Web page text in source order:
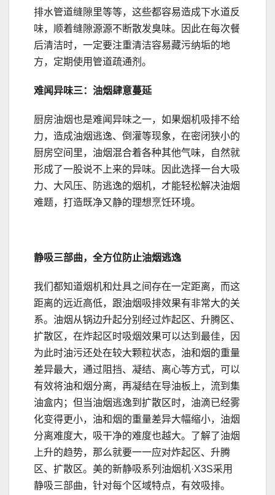
排水管道缝隙里等等，这些都容易造成下水道反
味，顺着缝隙源源不断散发臭味。因此在每次餐
后清洁时，一定要注重清洁容易藏污纳垢的地
方，定期使用管道疏通剂。
难闻异味三： 油烟肆意蔓延
厨房油烟也是难闻异味之一，如果烟机吸排不给
力，造成油烟逃逸、倒灌等现象，在密闭狭小的
厨房空间里，油烟混合着各种其他气味，自然就
形成了一股说不上来的异味。因此选择一台大吸
力、大风压、防逃逸的烟机，才能轻松解决油烟
难题，打造既净又静的理想烹饪环境。
静吸三部曲，全方位防止油烟逃逸
我们都知道烟机和灶具之间存在一定距离，而这
距离的远近高低，跟油烟吸排效果有非常大的关
系。油烟从锅边升起分别经过炸起区、升腾区、
扩散区，在炸起区时吸烟效果可以达到最佳，因
为此时油污还处在较大颗粒状态，油和烟的重量
差异最大，通过阻挡、凝结、离心等方式，可以
有效将油和烟分离，再凝结在导油板上，流到集
油盒内；但当油烟逃逸到扩散区时，油滴已经雾
化变得更小，油和烟的重量差异大幅缩小，油烟
分离难度大，吸干净的难度也越大。了解了油烟
上升的趋势，那么就要一一应对炸起区、升腾
区、扩散区。美的新静吸系列油烟机·X3S采用
静吸三部曲，针对每个区域特点，有效吸排。